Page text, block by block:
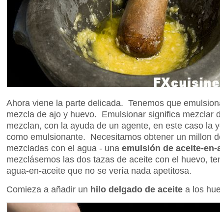
Ahora viene la parte delicada. Tenemos que
mezcla de ajo y huevo. Emulsionar significa mezclar
mezclan, con la ayuda de un agente, en este caso la
como emulsionante. Necesitamos obtener un millon
mezcladas con el agua - una emulsión de aceite-en-
mezclásemos las dos tazas de aceite con el huevo,
agua-en-aceite que no se vería nada apetitosa.
Comieza a añadir un hilo delgado de aceite a los